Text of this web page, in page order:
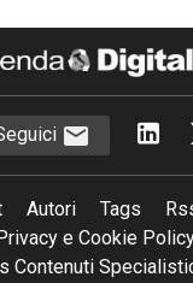
Autori Tags
e Cookie
Contenuti